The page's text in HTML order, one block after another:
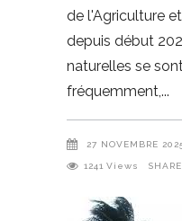
de l'Agriculture
depuis début
naturelles se
fréquemment,
27 NOVEMBRE
1241 Views SHARE